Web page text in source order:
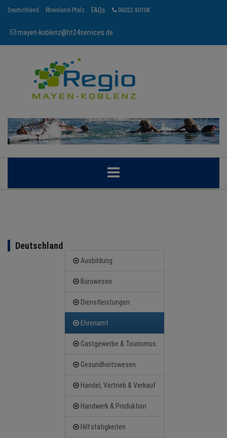
Deutschland Rheinland-Pfalz FAQs 06032 80108
mayen-koblenz@ht24services.de
Deutschland
Ausbildung
Bürowesen
Dienstleistungen
Ehrenamt
Gastgewerbe & Tourismus
Gesundheitswesen
Handel, Vertrieb & Verkauf
Handwerk & Produktion
Hilfstätigkeiten